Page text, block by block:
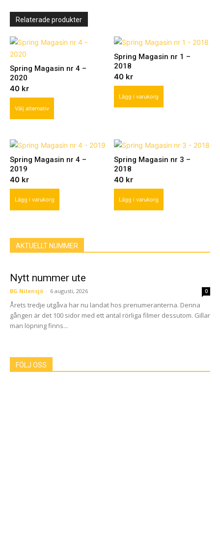
Relaterade produkter
Spring Magasin nr 4 –
2020
40 kr
Välj alternativ
variants.
The
be
chosen
product
Spring Magasin nr 1 –
2018
40 kr
Lägg i varukorg
Spring Magasin nr 4 –
2019
40 kr
Lägg i varukorg
Spring Magasin nr 3 –
2018
40 kr
Lägg i varukorg
AKTUELLT NUMMER
Nytt nummer ute
BG Nilensjö - 6 augusti, 2026 0
Årets tredje utgåva har nu landat hos prenumeranterna. Denna
gången är det 100 sidor med ett antal rörliga filmer dessutom. Gillar
man löpning finns...
FÖLJ OSS